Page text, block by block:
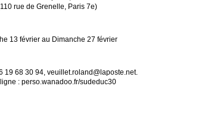
rue de Grenelle, Paris 7e)
13 février au Dimanche 27 février
19 68 30 94, veuillet.roland@laposte.net.
: perso.wanadoo.fr/sudeduc30